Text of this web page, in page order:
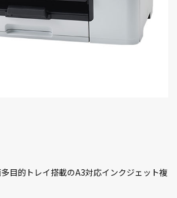
目的トレイ搭載のA3対応インクジェット複